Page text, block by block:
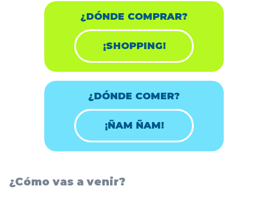
¿DÓNDE COMPRAR?
¡SHOPPING!
¿DÓNDE COMER?
¡ÑAM ÑAM!
¿Cómo vas a venir?